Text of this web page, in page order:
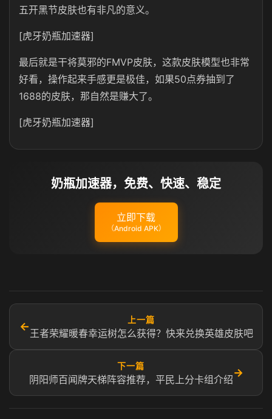
五开黑节皮肤也有非凡的意义。
[虎牙奶瓶加速器]
最后就是干将莫邪的FMVP皮肤，这款皮肤模型也非常
好看，操作起来手感更是极佳，如果50点券抽到了
1688的皮肤，那自然是赚大了。
[虎牙奶瓶加速器]
奶瓶加速器，免费、快速、稳定
立即下载
（Android APK）
←
上一篇
王者荣耀暖春幸运树怎么获得？快来兑换英雄皮肤吧
下一篇
阴阳师百闻牌天梯阵容推荐，平民上分卡组介绍
→